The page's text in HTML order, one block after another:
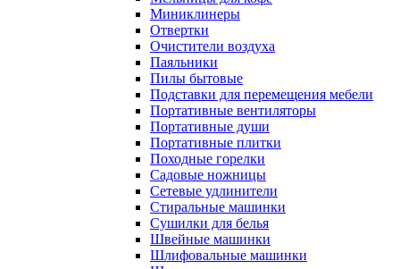
Миниклинеры
Отвертки
Очистители воздуха
Паяльники
Пилы бытовые
Подставки для перемещения мебели
Портативные вентиляторы
Портативные души
Портативные плитки
Походные горелки
Садовые ножницы
Сетевые удлинители
Стиральные машинки
Сушилки для белья
Швейные машинки
Шлифовальные машинки